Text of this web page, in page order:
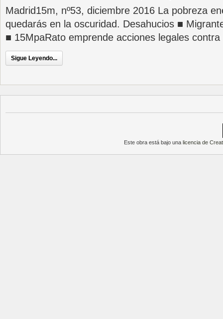
Madrid15m, nº53, diciembre 2016 La pobreza
quedarás en la oscuridad. Desahucios ■
■ 15MpaRato emprende acciones legales
Sigue Leyendo...
Este obra está bajo unalicencia de